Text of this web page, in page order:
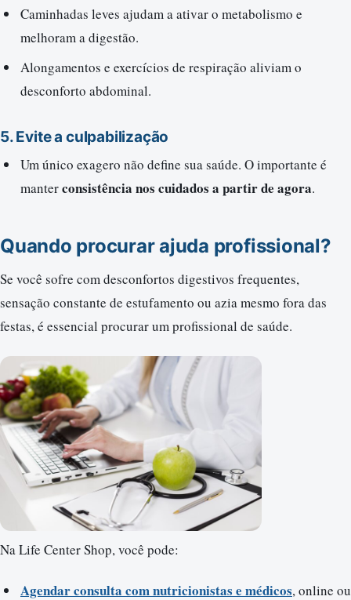
Caminhadas leves ajudam a ativar o metabolismo e
melhoram a digestão.
Alongamentos e exercícios de respiração aliviam o
desconforto abdominal.
5.Evite a culpabilização
Um único exagero não define sua saúde. O importante é
manterconsistência nos cuidados a partir de agora.
Quando procurar ajuda profissional?
Se você sofre com desconfortos digestivos frequentes,
sensação constante de estufamento ou azia mesmo fora das
festas, é essencial procurar um profissional de saúde.
Na Life Center Shop, você pode:
Agendar consulta com nutricionistas e médicos, online ou